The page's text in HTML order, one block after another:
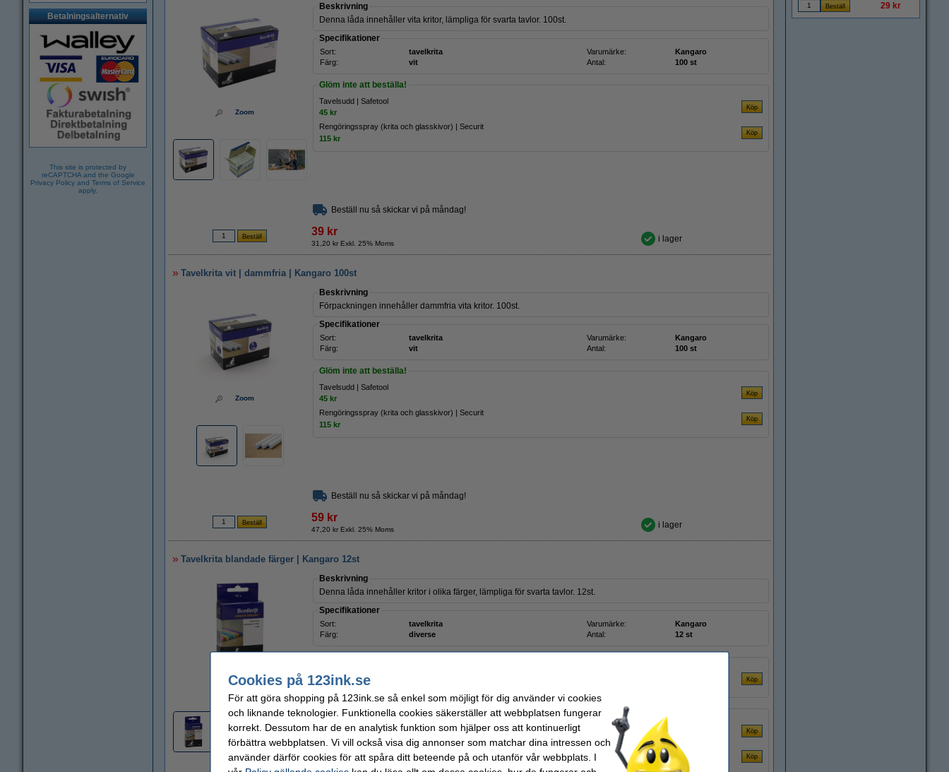
Betalningsalternativ
This site is protected by
reCAPTCHA and the Google
Privacy Policy and Terms of Service
apply.
Zoom
Beskrivning
Denna låda innehåller vita kritor, lämpliga för svarta tavlor. 100st.
Specifikationer
Sort: tavelkrita Varumärke:
Kangaro
Färg:
vit Antal: 100 st
Glöm inte att beställa!
Tavelsudd | Safetool
45 kr
Rengöringsspray (krita och glasskivor) | Securit
115 kr
Beställ nu så skickar vi på måndag!
39 kr
31,20 kr Exkl. 25% Moms i lager
Tavelkrita vit | dammfria | Kangaro 100st
Zoom
Beskrivning
Förpackningen innehåller dammfria vita kritor. 100st.
Specifikationer
Sort: tavelkrita Varumärke:
Kangaro
Färg:
vit Antal: 100 st
Glöm inte att beställa!
Tavelsudd | Safetool
45 kr
Rengöringsspray (krita och glasskivor) | Securit
115 kr
Beställ nu så skickar vi på måndag!
59 kr
47,20 kr Exkl. 25% Moms i lager
Tavelkrita blandade färger | Kangaro 12st
Zoom
Beskrivning
Denna låda innehåller kritor i olika färger, lämpliga för svarta tavlor. 12st.
Specifikationer
Sort: tavelkrita Varumärke:
Kangaro
Färg:
diverse Antal: 12 st
Köp ett100-pack
39 kr
Glöm inte att beställa!
Tavelsudd | Safetool
Rengöringsspray (krita och glasskivor) | Securit
115 kr
29 kr
Cookies på 123ink.se
För att göra shopping på 123ink.se så enkel som möjligt för dig använder vi cookies
och liknande teknologier. Funktionella cookies säkerställer att webbplatsen fungerar
korrekt. Dessutom har de en analytisk funktion som hjälper oss att kontinuerligt
förbättra webbplatsen. Vi vill också visa dig annonser som matchar dina intressen och
använder därför cookies för att spåra ditt beteende på och utanför vår webbplats. I